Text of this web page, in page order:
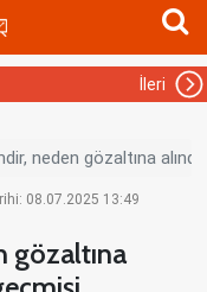
İleri
neden gözaltına
08.07.2025 13:49
gözaltına